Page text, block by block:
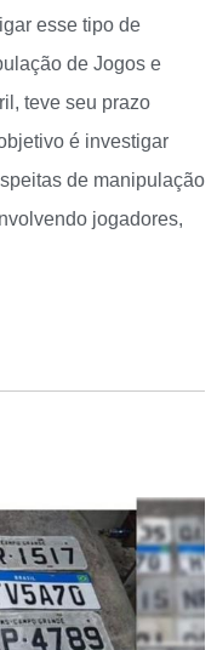
esse tipo de
de Jogos e
teve seu prazo
é investigar
de manipulação
jogadores,